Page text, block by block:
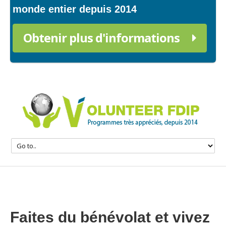
monde entier depuis 2014
Obtenir plus d'informations
Faites du bénévolat et vivez